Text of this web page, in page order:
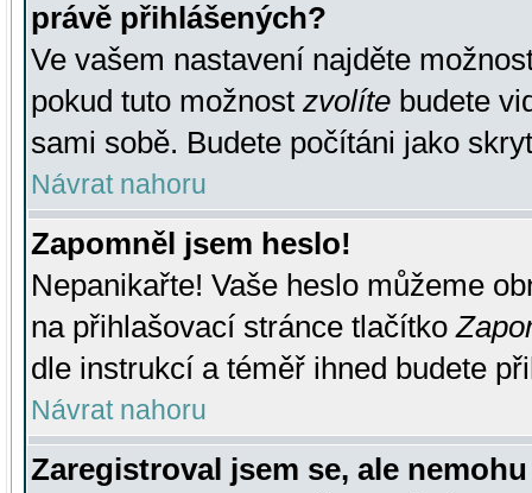
právě přihlášených?
Ve vašem nastavení najděte
pokud tuto možnost zvolíte budete
sami sobě. Budete počítáni jako
Návrat nahoru
Zapomněl jsem heslo!
Nepanikařte! Vaše heslo můžeme
na přihlašovací stránce tlačítko
dle instrukcí a téměř ihned budete
Návrat nahoru
Zaregistroval jsem se, ale